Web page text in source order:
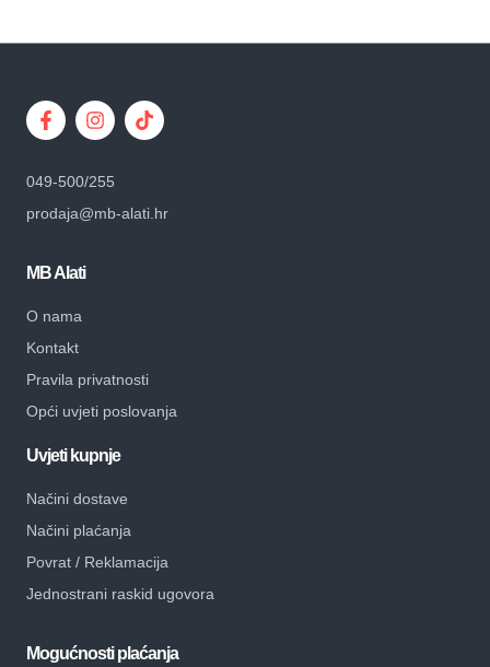
049-500/255
prodaja@mb-alati.hr
MB Alati
O nama
Kontakt
Pravila privatnosti
Opći uvjeti poslovanja
Uvjeti kupnje
Načini dostave
Načini plaćanja
Povrat / Reklamacija
Jednostrani raskid ugovora
Mogućnosti plaćanja